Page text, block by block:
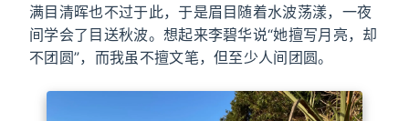
满目清晖也不过于此，于是眉目随着水波荡漾，一夜
间学会了目送秋波。想起来李碧华说“她擅写月亮，却
不团圆”，而我虽不擅文笔，但至少人间团圆。